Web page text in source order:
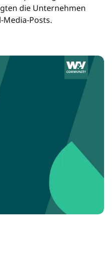
die Unternehmen
Posts.